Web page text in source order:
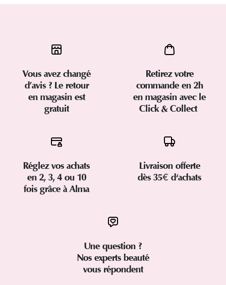
Vous avez changé
d’avis ? Le retour
en magasin est
gratuit
Retirez votre
commande en 2h
en magasin avec le
Click & Collect
Réglez vos achats
en 2, 3, 4 ou 10
fois grâce à Alma
Livraison offerte
dès 35€ d'achats
Une question ?
Nos experts beauté
vous répondent